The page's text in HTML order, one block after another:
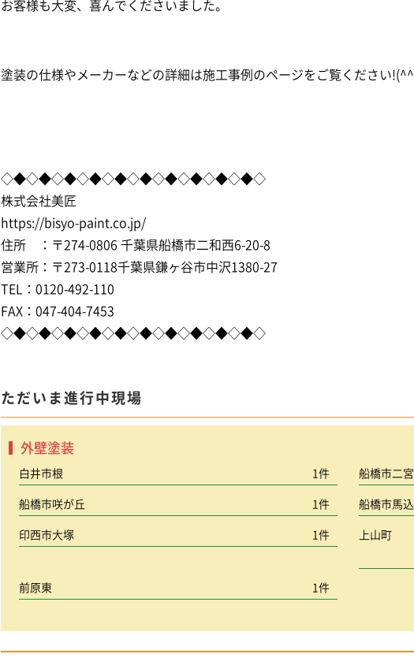
お客様も大変、喜んでくださいました。
塗装の仕様やメーカーなどの詳細は施工事例のページをご覧ください
◇◆◇◆◇◆◇◆◇◆◇◆◇◆◇◆◇◆◇◆◇
株式会社美匠
https://bisyo-paint.co.jp/
住所 ：〒274-0806 千葉県船橋市二和西6-20-8
営業所：〒273-0118千葉県鎌ヶ谷市中沢1380-27
TEL：0120-492-110
FAX：047-404-7453
◇◆◇◆◇◆◇◆◇◆◇◆◇◆◇◆◇◆◇◆◇
ただいま進行中現場
外壁塗装
白井市根 1件 船橋市二宮
船橋市咲が丘 1件 船橋市馬
印西市大塚 1件 上山町
前原東 1件